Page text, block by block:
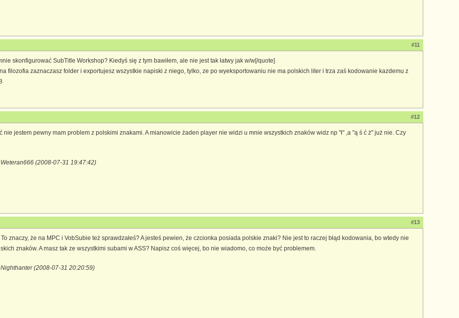
#11
skonfigurować SubTitle Workshop? Kiedyś się z tym bawiłem, ale nie jest tak łatwy jak w/w[/quote]
filozofia zaznaczasz folder i exportujesz wszystkie napiski z niego, tylko, ze po wyeksportowaniu nie ma polskich liter i trza zaś kodowanie kazdemu z
#12
nie jestem pewny mam problem z polskimi znakami. A mianowicie żaden player nie widzi u mnie wszystkich znaków widz np "ł" ,a "ą ś ć ż" już nie. Czy
(2008-07-31 19:47:42)
#13
znaczy, że na MPC i VobSubie też sprawdzałeś? A jesteś pewien, że czcionka posiada polskie znaki? Nie jest to raczej błąd kodowania, bo wtedy nie
znaków. A masz tak ze wszystkimi subami w ASS? Napisz coś więcej, bo nie wiadomo, co może być problemem.
(2008-07-31 20:20:59)